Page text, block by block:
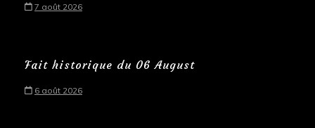
7 août 2026
Fait historique du 06 August
6 août 2026